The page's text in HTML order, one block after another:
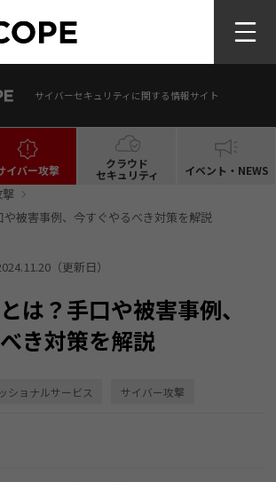
サイバーセキュリティに関する情報サイト
イバー攻撃 クラウド
セキュリティ イベント・NEWS
や被害事例、今すぐやるべき対策を解説
（更新日）
は？手口や被害事例、
き対策を解説
ショナルサービス サイバー攻撃